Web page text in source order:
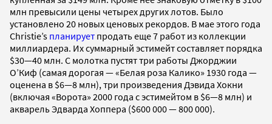
млн превысили цены четырех других лотов. Было
установлено 20 новых ценовых рекордов. В мае этого года
Christie’s планирует продать еще 7 работ из коллекции
миллиардера. Их суммарный эстимейт составляет порядка
$30—40 млн. С молотка пустят три работы Джорджии
О’Киф (самая дорогая — «Белая роза Калико» 1930 года —
оценена в $6—8 млн), три произведения Дэвида Хокни
(включая «Ворота» 2000 года с эстимейтом в $6—8 млн) и
акварель Эдварда Хоппера ($600 000 — 800 000).